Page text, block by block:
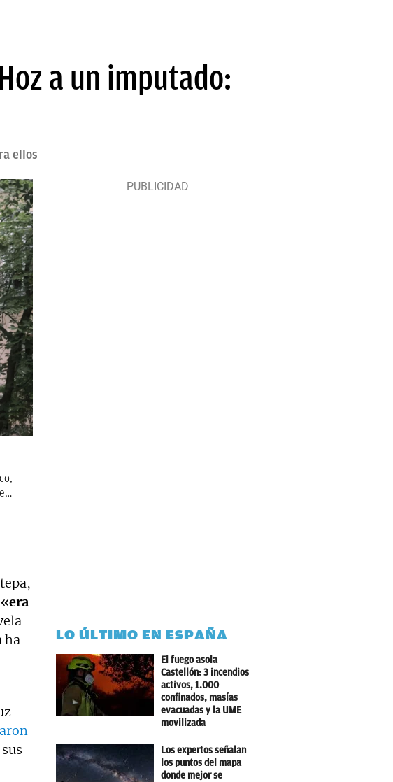
a un imputado:
ellos
«era
ha
LO ÚLTIMO EN ESPAÑA
El fuego asola
Castellón: 3 incendios
activos, 1.000
confinados, masías
evacuadas y la UME
movilizada
Los expertos señalan
los puntos del mapa
donde mejor se